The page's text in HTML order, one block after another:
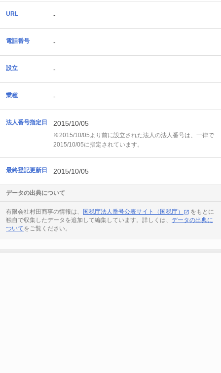
URL -
電話番号 -
設立 -
業種 -
法人番号指定日 2015/10/05
※2015/10/05より前に設立された法人の法人番号は、一律で
2015/10/05に指定されています。
最終登記更新日 2015/10/05
データの出典について
有限会社村田商事の情報は、 国税庁法人番号公表サイト（国税庁）
をもとに
独自で収集したデータを追加して編集しています。詳しくは、 データの出典に
ついてをご覧ください。